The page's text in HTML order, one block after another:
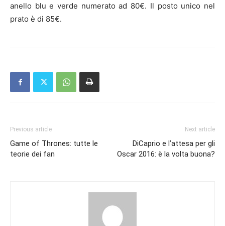
anello blu e verde numerato ad 80€. Il posto unico nel
prato è di 85€.
Previous article
Game of Thrones: tutte le
teorie dei fan
Next article
DiCaprio e l’attesa per gli
Oscar 2016: è la volta buona?